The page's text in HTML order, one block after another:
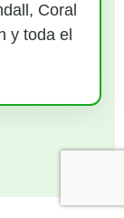
Coral
y toda el